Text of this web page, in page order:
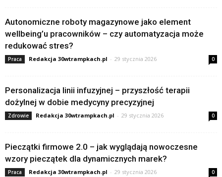
Autonomiczne roboty magazynowe jako element
wellbeing’u pracowników – czy automatyzacja może
redukować stres?
Praca Redakcja 30wtrampkach.pl - 29 stycznia 2026 0
Personalizacja linii infuzyjnej – przyszłość terapii
dożylnej w dobie medycyny precyzyjnej
Zdrowie Redakcja 30wtrampkach.pl - 29 stycznia 2026 0
Pieczątki firmowe 2.0 – jak wyglądają nowoczesne
wzory pieczątek dla dynamicznych marek?
Praca Redakcja 30wtrampkach.pl - 29 stycznia 2026 0